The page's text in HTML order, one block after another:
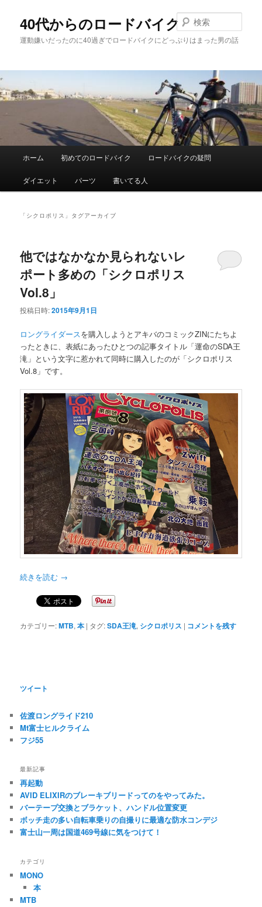
テ
ン
ツ
へ
移
ン
ツ
へ
移
動
40代からのロードバイク
運動嫌いだったのに40過ぎでロードバイクにどっぷりはまった男の話
索
メ
ホーム 初めてのロードバイク ロードバイクの疑問
ダイエット パーツ 書いてる人
「 シクロポリス 」タグアーカイブ
他ではなかなか見られないレ
ポート多めの「シクロポリス
Vol.8」
投稿日時:2015年9月1日
ロングライダースを購入しようとアキバのコミックZINにたちよ
ったときに、表紙にあったひとつの記事タイトル「運命のSDA王
滝」という文字に惹かれて同時に購入したのが「シクロポリス
Vol.8」です。
続きを読む →
カテゴリー:MTB,本 | タグ:SDA王滝, シクロポリス | コメントを残す
ツイート
佐渡ロングライド210
Mt富士ヒルクライム
フジ55
最新記事
再起動
AVID ELIXIRのブレーキブリードってのをやってみた。
バーテープ交換とブラケット、ハンドル位置変更
ボッチ走の多い自転車乗りの自撮りに最適な防水コンデジ
富士山一周は国道469号線に気をつけて！
カテゴリ
MONO
本
MTB